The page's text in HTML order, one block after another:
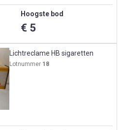
Hoogste bod
€ 5
Lichtreclame HB sigaretten
Lotnummer 18